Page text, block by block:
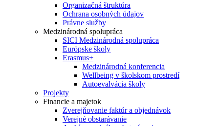
Organizačná štruktúra
Ochrana osobných údajov
Právne služby
Medzinárodná spolupráca
SICI Medzinárodná spolupráca
Európske školy
Erasmus+
Medzinárodná konferencia
Wellbeing v školskom prostredí
Autoevalvácia školy
Projekty
Financie a majetok
Zverejňovanie faktúr a objednávok
Verejné obstarávanie